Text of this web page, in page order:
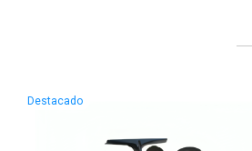
Destacado